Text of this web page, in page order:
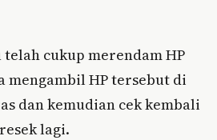
cukup merendam HP
mengambil HP tersebut di
dan kemudian cek kembali
lagi.